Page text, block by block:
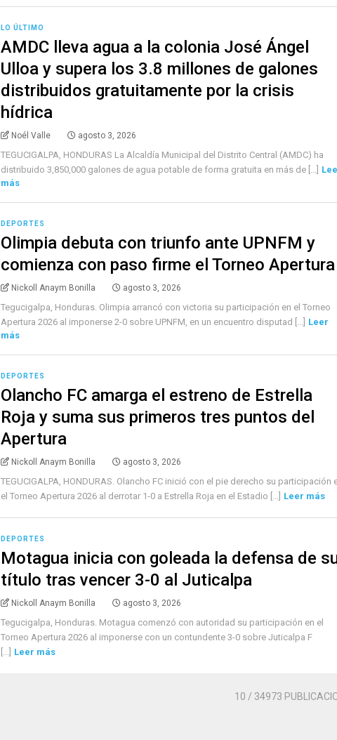
LO ÚLTIMO
AMDC lleva agua a la colonia José Ángel
Ulloa y supera los 3.8 millones de galones
distribuidos gratuitamente por la crisis
hídrica
Noél Valle agosto 3, 2026
TEGUCIGALPA, HONDURAS La Alcaldía Municipal del Distrito Central (AMDC) ha
distribuido 3,850,000 galones de agua potable de forma gratuita en más de [...]
más
DEPORTES
Olimpia debuta con triunfo ante UPNFM y
comienza con paso firme el Torneo Apertura
Nickoll Anaym Bonilla agosto 3, 2026
Tegucigalpa, Honduras. Olimpia arrancó con victoria su participación en el Torneo
Apertura 2026 al imponerse 2-0 sobre UPNFM, en un encuentro disputad [...] Leer
más
DEPORTES
Olancho FC amarga el estreno de Estrella
Roja y suma sus primeros tres puntos del
Apertura
Nickoll Anaym Bonilla agosto 3, 2026
TEGUCIGALPA, HONDURAS. Olancho FC inició con el pie derecho su participación
el Torneo Apertura 2026 al derrotar 1-0 a Estrella Roja en el Estadio [...] Leer más
DEPORTES
Motagua inicia con goleada la defensa de
título tras vencer 3-0 al Juticalpa
Nickoll Anaym Bonilla agosto 3, 2026
Tegucigalpa, Honduras. Motagua comenzó con autoridad su participación en el
Torneo Apertura 2026 al imponerse con un contundente 3-0 sobre Juticalpa F
[...] Leer más
10 / 34973